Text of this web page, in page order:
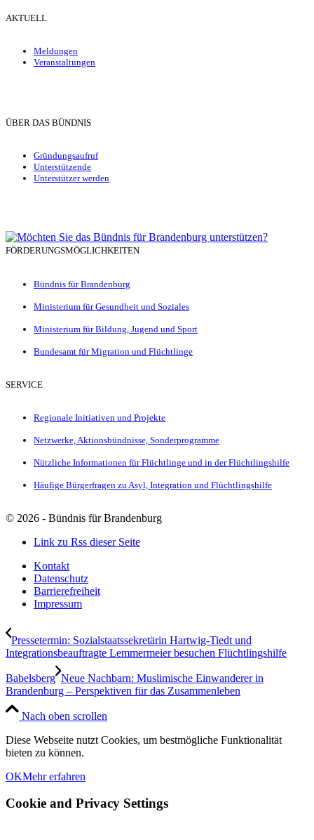
AKTUELL
Meldungen
Veranstaltungen
ÜBER DAS BÜNDNIS
Gründungsaufruf
Unterstützende
Unterstützer werden
FÖRDERUNGSMÖGLICHKEITEN
Bündnis für Brandenburg
Ministerium für Gesundheit und Soziales
Ministerium für Bildung, Jugend und Sport
Bundesamt für Migration und Flüchtlinge
SERVICE
Regionale Initiativen und Projekte
Netzwerke, Aktionsbündnisse, Sonderprogramme
Nützliche Informationen für Flüchtlinge und in der Flüchtlingshilfe
Häufige Bürgerfragen zu Asyl, Integration und Flüchtlingshilfe
© 2026 - Bündnis für Brandenburg
Link zu Rss dieser Seite
Kontakt
Datenschutz
Barrierefreiheit
Impressum
Pressetermin: Sozialstaatssekretärin Hartwig-Tiedt und
Integrationsbeauftragte Lemmermeier besuchen Flüchtlingshilfe
Babelsberg Neue Nachbarn: Muslimische Einwanderer in
Brandenburg – Perspektiven für das Zusammenleben
Nach oben scrollen
Diese Webseite nutzt Cookies, um bestmögliche Funktionalität
bieten zu können.
OKMehr erfahren
Cookie and Privacy Settings